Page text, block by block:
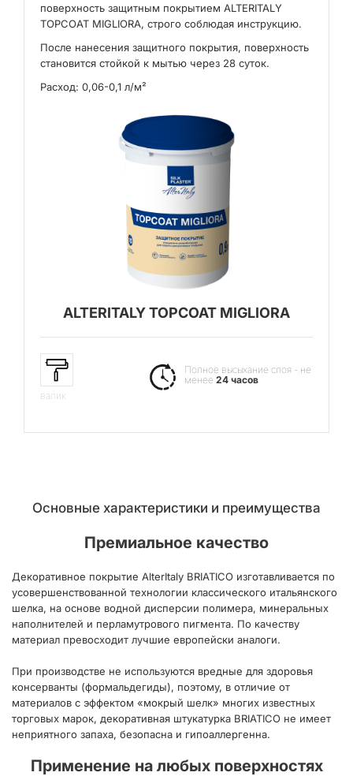
поверхность защитным покрытием ALTERITALY
TOPCOAT MIGLIORA, строго соблюдая инструкцию.
После нанесения защитного покрытия, поверхность
становится стойкой к мытью через 28 суток.
Расход: 0,06-0,1 л/м²
ALTERITALY TOPCOAT MIGLIORA
валик
Полное высыхание слоя - не
менее24 часов
Основные характеристики и преимущества
Премиальное качество
Декоративное покрытие AlterItaly BRIATICO изготавливается по
усовершенствованной технологии классического итальянского
шелка, на основе водной дисперсии полимера, минеральных
наполнителей и перламутрового пигмента. По качеству
материал превосходит лучшие европейски аналоги.
При производстве не используются вредные для здоровья
консерванты (формальдегиды), поэтому, в отличие от
материалов с эффектом «мокрый шелк» многих известных
торговых марок, декоративная штукатурка BRIATICO не имеет
неприятного запаха, безопасна и гипоаллергенна.
Применение на любых поверхностях